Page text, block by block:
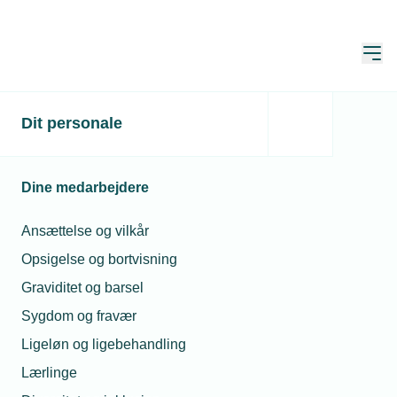
Dit personale
Dine medarbejdere
Ansættelse og vilkår
Opsigelse og bortvisning
Graviditet og barsel
Sygdom og fravær
Ligeløn og ligebehandling
Lærlinge
Fra EU til hjemmeskærm:
standarder
Publiceret:
11. sep. 2025
Skrevet af: Mads Hagemann Petersen